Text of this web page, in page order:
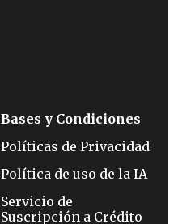
Bases y Condiciones
Políticas de Privacidad
Política de uso de la IA
Servicio de
Suscripción a Crédito